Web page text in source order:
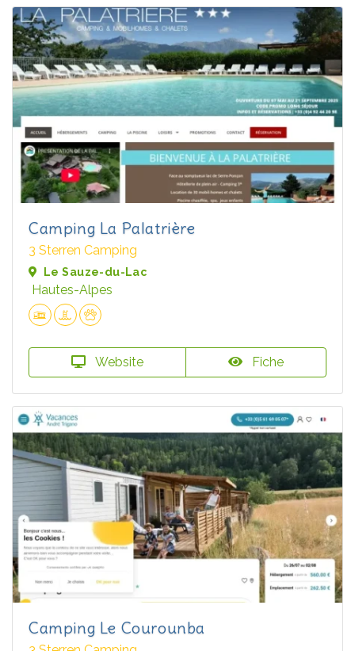
Camping La Palatrière
3 Sterren Camping
Le Sauze-du-Lac
Hautes-Alpes
Website Fiche
Camping Le Courounba